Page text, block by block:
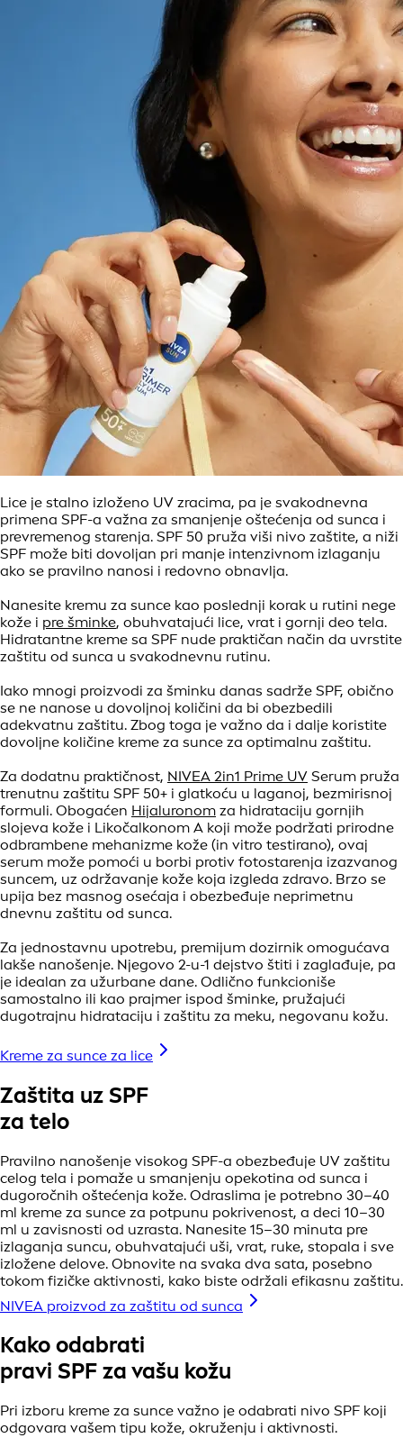
Lice je stalno izloženo UV zracima, pa je svakodnevna
primena SPF-a važna za smanjenje oštećenja od sunca i
prevremenog starenja. SPF 50 pruža viši nivo zaštite, a niži
SPF može biti dovoljan pri manje intenzivnom izlaganju
ako se pravilno nanosi i redovno obnavlja.
Nanesite kremu za sunce kao poslednji korak u rutini nege
kože i pre šminke, obuhvatajući lice, vrat i gornji deo tela.
Hidratantne kreme sa SPF nude praktičan način da uvrstite
zaštitu od sunca u svakodnevnu rutinu.
Iako mnogi proizvodi za šminku danas sadrže SPF, obično
se ne nanose u dovoljnoj količini da bi obezbedili
adekvatnu zaštitu. Zbog toga je važno da i dalje koristite
dovoljne količine kreme za sunce za optimalnu zaštitu.
Za dodatnu praktičnost, NIVEA 2in1 Prime UV Serum pruža
trenutnu zaštitu SPF 50+ i glatkoću u laganoj, bezmirisnoj
formuli. Obogaćen Hijaluronom za hidrataciju gornjih
slojeva kože i Likočalkonom A koji može podržati prirodne
odbrambene mehanizme kože (in vitro testirano), ovaj
serum može pomoći u borbi protiv fotostarenja izazvanog
suncem, uz održavanje kože koja izgleda zdravo. Brzo se
upija bez masnog osećaja i obezbeđuje neprimetnu
dnevnu zaštitu od sunca.
Za jednostavnu upotrebu, premijum dozirnik omogućava
lakše nanošenje. Njegovo 2-u-1 dejstvo štiti i zaglađuje, pa
je idealan za užurbane dane. Odlično funkcioniše
samostalno ili kao prajmer ispod šminke, pružajući
dugotrajnu hidrataciju i zaštitu za meku, negovanu kožu.
Kreme za sunce za lice
Zaštita uz SPF
za telo
Pravilno nanošenje visokog SPF-a obezbeđuje UV zaštitu
celog tela i pomaže u smanjenju opekotina od sunca i
dugoročnih oštećenja kože. Odraslima je potrebno 30–40
ml kreme za sunce za potpunu pokrivenost, a deci 10–30
ml u zavisnosti od uzrasta. Nanesite 15–30 minuta pre
izlaganja suncu, obuhvatajući uši, vrat, ruke, stopala i sve
izložene delove. Obnovite na svaka dva sata, posebno
tokom fizičke aktivnosti, kako biste održali efikasnu zaštitu.
NIVEA proizvod za zaštitu od sunca
Kako odabrati
pravi SPF za vašu kožu
Pri izboru kreme za sunce važno je odabrati nivo SPF koji
odgovara vašem tipu kože, okruženju i aktivnosti.